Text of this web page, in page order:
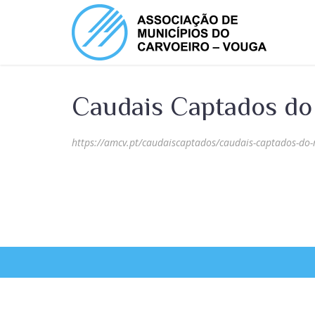
Caudais Captados
https://amcv.pt/caudaiscaptados/caudais-captados-